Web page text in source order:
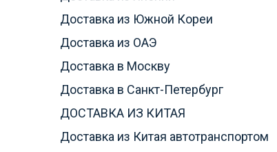
Доставка из Южной Кореи
Доставка из ОАЭ
Доставка в Москву
Доставка в Санкт-Петербург
ДОСТАВКА ИЗ КИТАЯ
Доставка из Китая автотранспортом